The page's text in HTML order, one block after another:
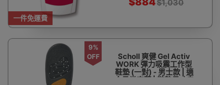
一件免運費
$1,030
9%
OFF
Scholl 爽健 Gel Activ
WORK 彈力吸震工作型
鞋墊 (一對) - 男士款 | 適
合日常穿著 | 鞋墊尺寸自